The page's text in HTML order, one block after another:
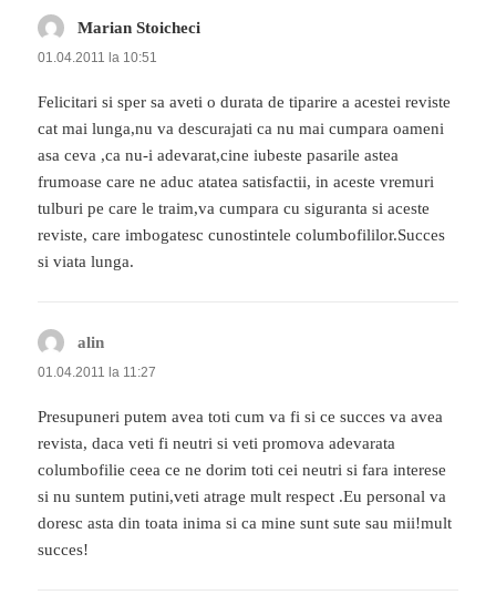
Marian Stoicheci
01.04.2011 la 10:51
Felicitari si sper sa aveti o durata de tiparire a acestei reviste
cat mai lunga,nu va descurajati ca nu mai cumpara oameni
asa ceva ,ca nu-i adevarat,cine iubeste pasarile astea
frumoase care ne aduc atatea satisfactii, in aceste vremuri
tulburi pe care le traim,va cumpara cu siguranta si aceste
reviste, care imbogatesc cunostintele columbofililor.Succes
si viata lunga.
alin
01.04.2011 la 11:27
Presupuneri putem avea toti cum va fi si ce succes va avea
revista, daca veti fi neutri si veti promova adevarata
columbofilie ceea ce ne dorim toti cei neutri si fara interese
si nu suntem putini,veti atrage mult respect .Eu personal va
doresc asta din toata inima si ca mine sunt sute sau mii!mult
succes!